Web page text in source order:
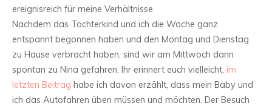
ereignisreich für meine Verhältnisse.
Nachdem das Tochterkind und ich die Woche ganz
entspannt begonnen haben und den Montag und Dienstag
zu Hause verbracht haben, sind wir am Mittwoch dann
spontan zu Nina gefahren. Ihr erinnert euch vielleicht, im
letzten Beitrag habe ich davon erzählt, dass mein Baby und
ich das Autofahren üben müssen und möchten. Der Besuch